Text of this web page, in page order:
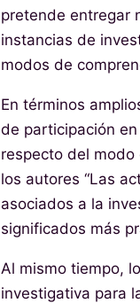
pretende entregar
instancias de
modos de
En términos
de participación
respecto del
los autores “Las
asociados a la
significados más
Al mismo tiempo,
investigativa para